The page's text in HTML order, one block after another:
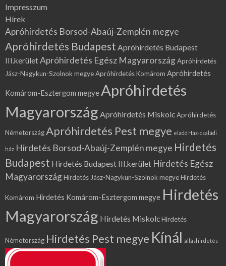
Impresszum
Hírek
Apróhirdetés Borsod-Abaúj-Zemplén megye
Apróhirdetés Budapest Apróhirdetés Budapest
III.kerületApróhirdetés Egész MagyarországApróhirdetés
Jász-Nagykun-Szolnok megyeApróhirdetés Komárom Apróhirdetés
Komárom-Esztergom megye Apróhirdetés
Magyarország Apróhirdetés MiskolcApróhirdetés
NémetországApróhirdetés Pest megye eladó Ház-családi
ház Hirdetés Borsod-Abaúj-Zemplén megye Hirdetés
Budapest Hirdetés Budapest III.kerület Hirdetés Egész
MagyarországHirdetés Jász-Nagykun-Szolnok megyeHirdetés
Komárom Hirdetés Komárom-Esztergom megye Hirdetés
Magyarország Hirdetés MiskolcHirdetés
Németország Hirdetés Pest megye Kínál álláshirdetés